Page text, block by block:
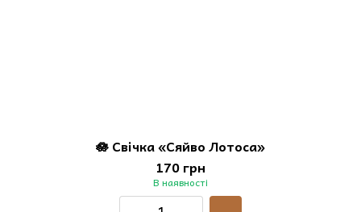
🪷 Свічка «Сяйво Лотоса»
170 грн
В наявності